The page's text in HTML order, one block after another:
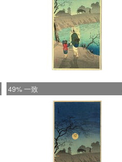
49% 一致